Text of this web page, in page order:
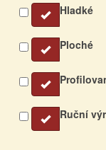
Hladké
Ploché
Ruční